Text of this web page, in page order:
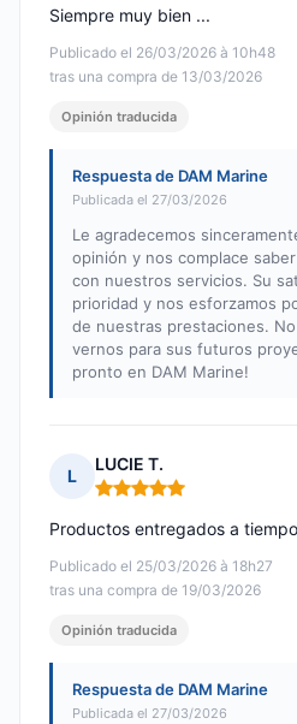
Publicado el 26/03/2026 à 10h48
tras una compra de 13/03/2026
Siempre muy bien ...
Opinión traducida
Respuesta de DAM Marine
Publicada el 27/03/2026
Le agradecemos
opinión y nos complace
con nuestros servicios. Su
prioridad y nos esforzamos
de nuestras prestaciones.
vernos para sus futuros
pronto en DAM Marine!
L
LUCIE T.
Nota: 5 de 5
Publicado el 25/03/2026 à 18h27
tras una compra de 19/03/2026
Productos entregados a
Opinión traducida
Respuesta de DAM Marine
Publicada el 27/03/2026